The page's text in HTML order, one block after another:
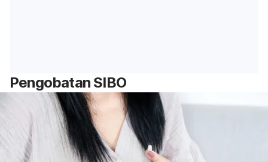
Pengobatan SIBO